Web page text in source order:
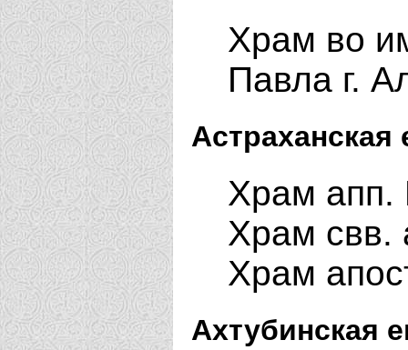
Храм во
Павла г.
Астраханская
Храм апп.
Храм свв.
Храм
Ахтубинская